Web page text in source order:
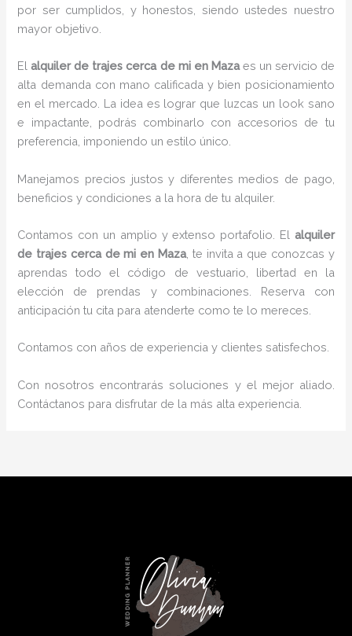
por ser cumplidos, y honestos, siendo ustedes nuestro
mayor objetivo.
Elalquiler de trajes cerca de mien Mazaes un servicio de
alta demanda con mano calificada y bien posicionamiento
en el mercado. La idea es lograr que luzcas un look sano
e impactante, podrás combinarlo con accesorios de tu
preferencia, imponiendo un estilo único.
Manejamos precios justos y diferentes medios de pago,
beneficios y condiciones a la hora de tu alquiler.
Contamos con un amplio y extenso portafolio. El alquiler
de trajes cerca de mi en Maza, te invita a que conozcas y
aprendas todo el código de vestuario, libertad en la
elección de prendas y combinaciones. Reserva con
anticipación tu cita para atenderte como te lo mereces.
Contamos con años de experiencia y clientes satisfechos.
Con nosotros encontrarás soluciones y el mejor aliado.
Contáctanos para disfrutar de la más alta experiencia.